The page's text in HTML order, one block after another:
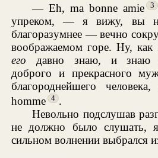
— Eh, ma bonne amie
3
упреком, — я вижу, вы
благоразумнее — вечно
воображаемом горе. Ну, как
его давно знаю, и знаю
доброго и прекрасного
благороднейшего
homme
4 .
Невольно подслушав
не должно было слушать,
сильном волнении выбрался